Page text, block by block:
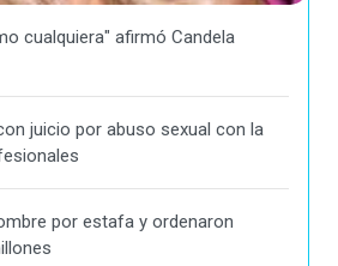
cualquiera" afirmó Candela
juicio por abuso sexual con la
por estafa y ordenaron